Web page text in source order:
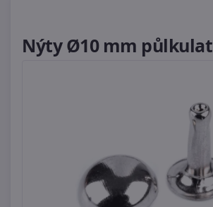
Nýty Ø10 mm